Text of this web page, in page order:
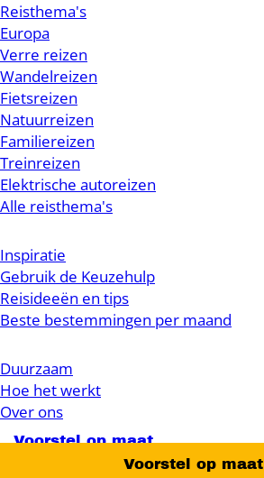
Voorstel op maat
Reisthema's
Europa
Verre reizen
Wandelreizen
Fietsreizen
Natuurreizen
Familiereizen
Treinreizen
Elektrische autoreizen
Alle reisthema's
Inspiratie
Gebruik de Keuzehulp
Reisideeën en tips
Beste bestemmingen per maand
Duurzaam
Hoe het werkt
Over ons
Voorstel op maat